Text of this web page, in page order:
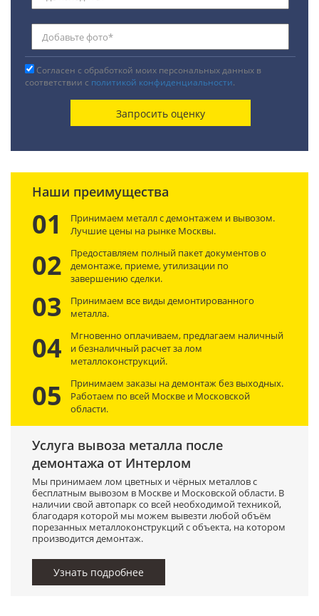
Согласен с обработкой моих персональных данных в
соответствии с политикой конфиденциальности.
Наши преимущества
01
Принимаем металл с демонтажем и вывозом.
Лучшие цены на рынке Москвы.
02
Предоставляем полный пакет документов о
демонтаже, приеме, утилизации по
завершению сделки.
03
Принимаем все виды демонтированного
металла.
04
Мгновенно оплачиваем, предлагаем наличный
и безналичный расчет за лом
металлоконструкций.
05
Принимаем заказы на демонтаж без выходных.
Работаем по всей Москве и Московской
области.
Услуга вывоза металла после
демонтажа от Интерлом
Мы принимаем лом цветных и чёрных металлов с
бесплатным вывозом в Москве и Московской области. В
наличии свой автопарк со всей необходимой техникой,
благодаря которой мы можем вывезти любой объём
порезанных металлоконструкций с объекта, на котором
производится демонтаж.
Узнать подробнее